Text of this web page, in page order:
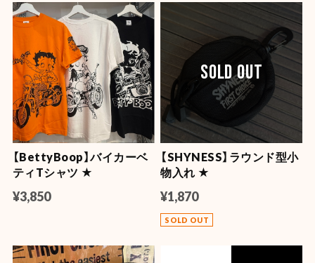
【BettyBoop】バイカーベ
ティTシャツ ★
¥3,850
SOLD OUT
【SHYNESS】ラウンド型小
物入れ ★
¥1,870
SOLD OUT